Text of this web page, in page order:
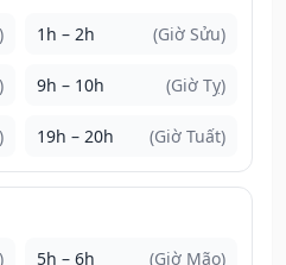
1h – 2h (Giờ Sửu)
9h – 10h (Giờ Tỵ)
19h – 20h (Giờ Tuất)
5h – 6h (Giờ Mão)